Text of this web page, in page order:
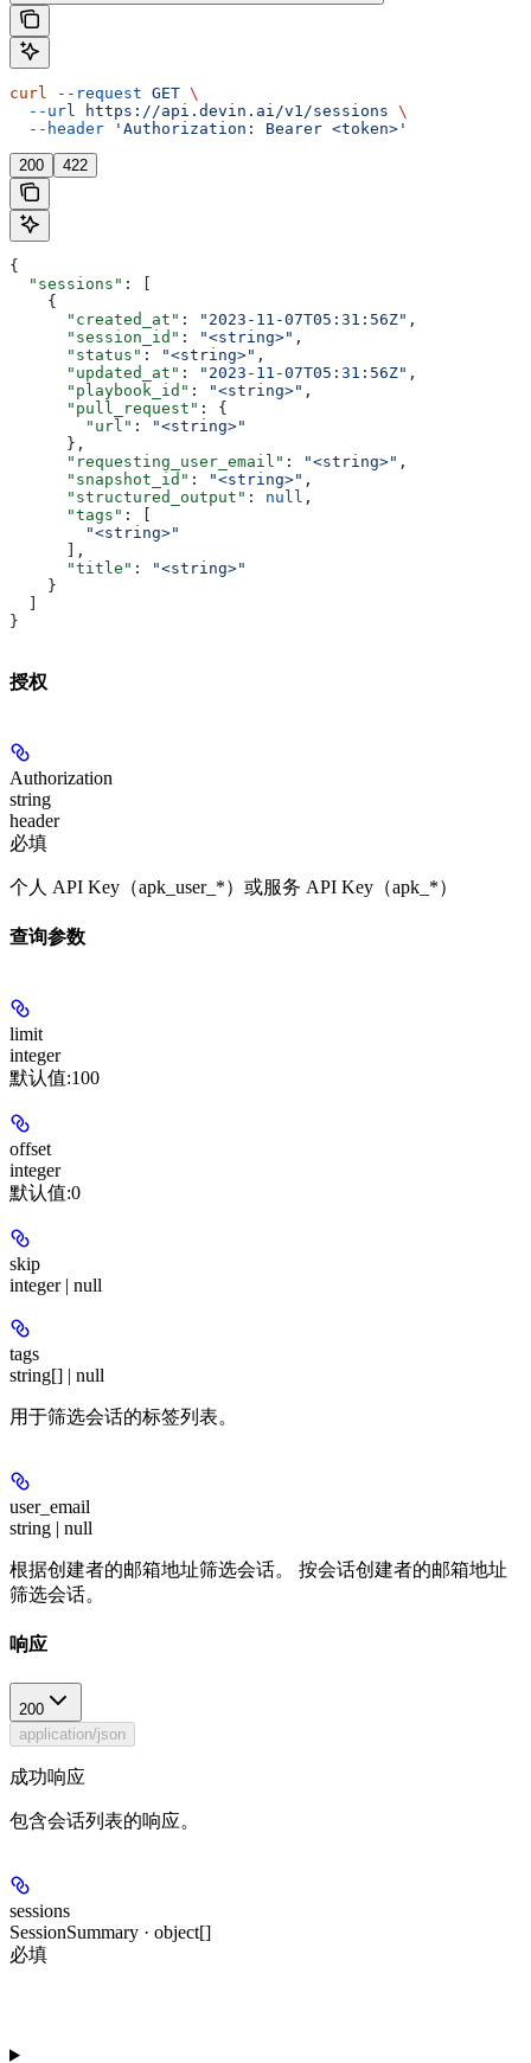
curl --request GET \
  --url
https://api.devin.ai/v1/sessions \
  --header
'Authorization: Bearer <token>'
200 422
{
  "sessions"
: [
    {
      "created_at"
: "2023-11-07T05:31:56Z" ,
      "session_id"
: "<string>" ,
      "status"
: "<string>" ,
      "updated_at"
: "2023-11-07T05:31:56Z" ,
      "playbook_id"
: "<string>" ,
      "pull_request"
: {
        "url"
:
"<string>"
      },
      "requesting_user_email"
: "<string>" ,
      "snapshot_id"
: "<string>" ,
      "structured_output"
: null ,
      "tags"
: [
        "<string>"
      ],
      "title"
:
"<string>"
    }
  ]
}
授权
Authorization
string
header
必填
个人 API Key（apk_user_*）或服务 API Key（apk_*）
查询参数
limit
integer
默认值:100
offset
integer
默认值:0
skip
integer | null
tags
string[] | null
用于筛选会话的标签列表。
user_email
string | null
根据创建者的邮箱地址筛选会话。 按会话创建者的邮箱地址
筛选会话。
响应
200
application/json
成功响应
包含会话列表的响应。
sessions
SessionSummary · object[]
必填